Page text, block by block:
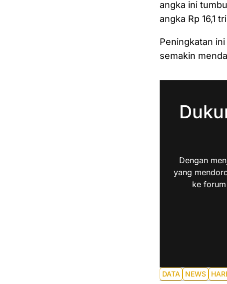
angka ini
angka Rp 16,1
Peningkatan
semakin
Dengan
yang
ke
DATA NEWS